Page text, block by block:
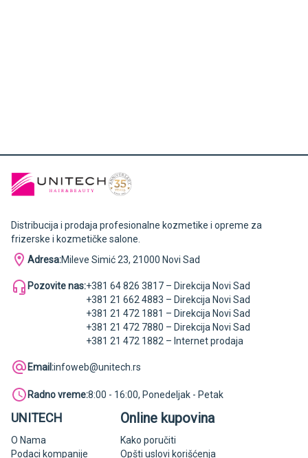
Distribucija i prodaja profesionalne kozmetike i opreme za
frizerske i kozmetičke salone.
Adresa:Mileve Simić 23, 21000 Novi Sad
Pozovite nas:+381 64 826 3817 – Direkcija Novi Sad
+381 21 662 4883 – Direkcija Novi Sad
+381 21 472 1881 – Direkcija Novi Sad
+381 21 472 7880 – Direkcija Novi Sad
+381 21 472 1882 – Internet prodaja
Email:infoweb@unitech.rs
Radno vreme:8:00 - 16:00, Ponedeljak - Petak
UNITECH
O Nama
Podaci kompanije
Online kupovina
Kako poručiti
Opšti uslovi korišćenja